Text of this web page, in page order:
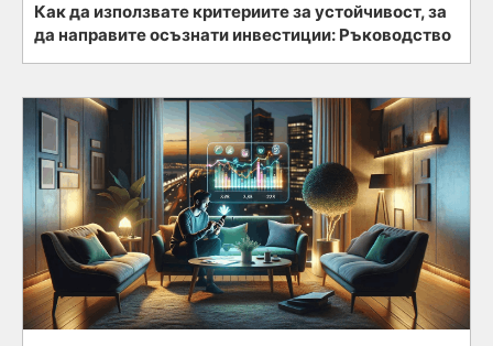
Как да използвате критериите за устойчивост, за
да направите осъзнати инвестиции: Ръководство